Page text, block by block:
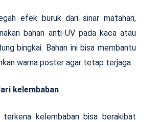
efek buruk dari sinar matahari,
bahan anti-UV pada kaca atau
bingkai. Bahan ini bisa membantu
warna poster agar tetap terjaga.
kelembaban
kelembaban bisa berakibat